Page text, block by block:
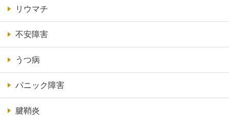
リウマチ
不安障害
うつ病
パニック障害
腱鞘炎